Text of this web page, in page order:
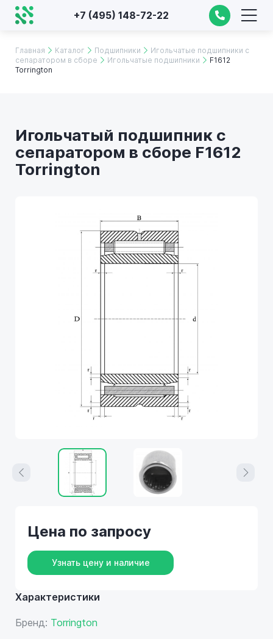
+7 (495) 148-72-22
Главная Каталог Подшипники
Игольчатые подшипники с
сепаратором в сборе
Игольчатые подшипники
F1612
Torrington
Игольчатый подшипник с
сепаратором в сборе F1612
Torrington
Характеристики
Бренд: Torrington
Цена по запросу
Узнать цену и наличие